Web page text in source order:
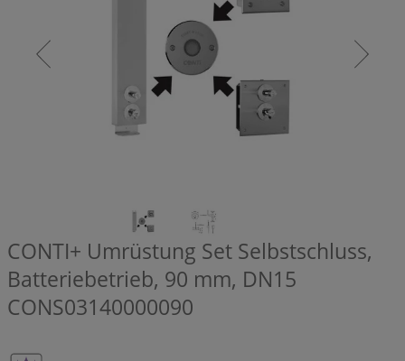
CONTI+ Umrüstung Set Selbstschluss,
Batteriebetrieb, 90 mm, DN15
CONS03140000090